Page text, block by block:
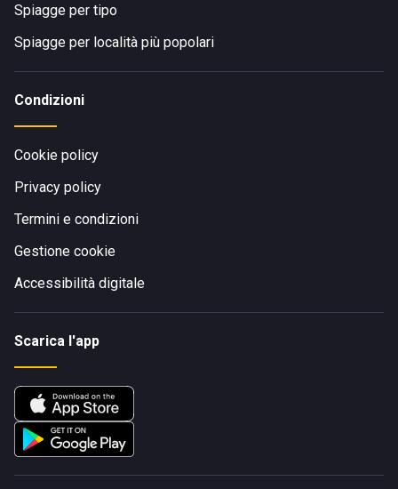
Spiagge per tipo
Spiagge per località più popolari
Condizioni
Cookie policy
Privacy policy
Termini e condizioni
Gestione cookie
Accessibilità digitale
Scarica l'app